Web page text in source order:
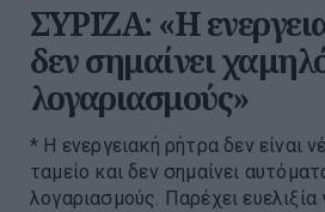
ΣΥΡΙΖΑ: «Η
δεν σημαίνει
λογαριασμούς»
* Η ενεργειακή ρήτρα δεν είναι
ταμείο και δεν σημαίνει
λογαριασμούς. Παρέχει